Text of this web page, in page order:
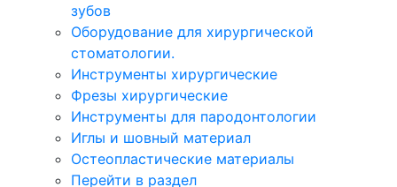
зубов
Оборудование для хирургической
стоматологии.
Инструменты хирургические
Фрезы хирургические
Инструменты для пародонтологии
Иглы и шовный материал
Остеопластические материалы
Перейти в раздел